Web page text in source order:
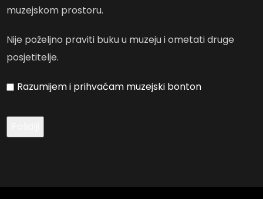
muzejskom prostoru.
Nije poželjno praviti buku u muzeju i ometati druge
posjetitelje.
Razumijem i prihvaćam muzejski bonton